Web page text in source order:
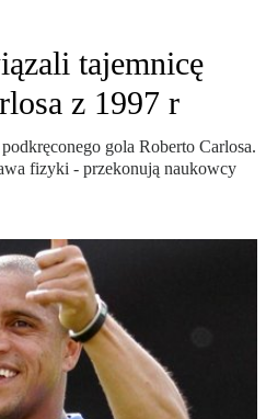
tajemnicę
z 1997 r
gola Roberto Carlosa.
fizyki - przekonują naukowcy